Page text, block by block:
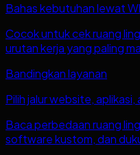
Bahas kebutuhan lewat
Cocok untuk cek ruang
urutan kerja yang paling
Bandingkan layanan
Pilih jalur website,
Baca perbedaan ruang
software kustom, dan